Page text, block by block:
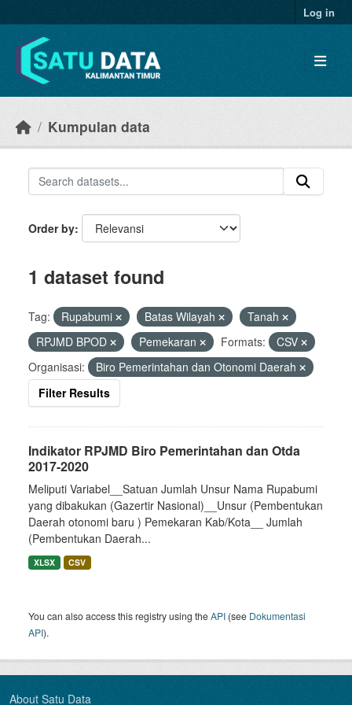
Log in
Kumpulan data
Order by
1 dataset found
Tag: Rupabumi Batas Wilayah
Tanah
RPJMD BPOD
Pemekaran Formats:
CSV
Organisasi:
Biro Pemerintahan dan Otonomi Daerah
Filter Results
Indikator RPJMD Biro Pemerintahan dan Otda
2017-2020
Meliputi Variabel__Satuan Jumlah Unsur Nama Rupabumi
yang dibakukan (Gazertir Nasional)__Unsur (Pembentukan
Daerah otonomi baru ) Pemekaran Kab/Kota__ Jumlah
(Pembentukan Daerah...
XLSX CSV
You can also access this registry using theAPI (see Dokumentasi
API).
About Satu Data